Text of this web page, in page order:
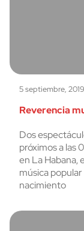
5 septiembre, 2019
Reverencia
Dos
próximos a las
en La Habana,
música
nacimiento